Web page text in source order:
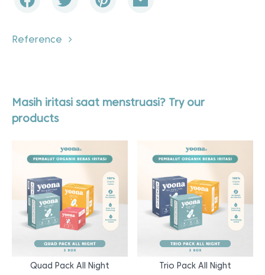
Reference
Masih iritasi saat menstruasi? Try our
products
Quad Pack All Night Trio Pack All Night